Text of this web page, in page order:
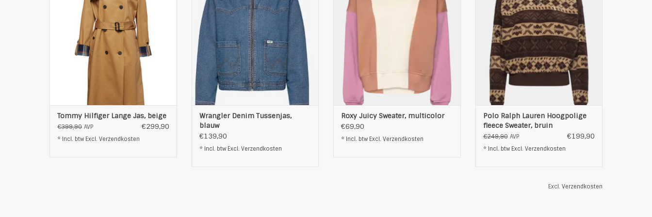
onderaan de mouwen
dubbele knoopsluiting en grote kraag op
flap aan een zijde
afneembare riem op taillehoogte
met zijdelingse i
TOEVOEGEN AAN WINKELWAGEN
Tommy Hilfiger Lange Jas, beige
€399,90 AVP €299,90
* Incl. btw Excl. Verzendkosten
silhouet en een zachte sherpa kraag voor
extra warmte en stijl. Het is ontworpen
met functionele zakken en een volledige
ritssluiting, waardoor het een veelzijdig
item is om in
TOEVOEGEN AAN WINKELWAGEN
Wrangler Denim Tussenjas,
blauw
€139,90
* Incl. btw Excl. Verzendkosten
Zacht katoensweater
Pasvorm: Loose
Materiaal: 60% katoen 40% polyester
Gebruik geen wasverzachter, zodat het
kledingstuk langer meegaat
Ronde hals
TOEVOEGEN AAN WINKELWAGEN
Roxy Juicy Sweater, multicolor
€69,90
* Incl. btw Excl. Verzendkosten
om te dragen tijdens de koudere
maanden.
brede elastische bandjes aan rechte
heup- en mouwuiteinden
Hoogpolig fleece
Geometris
TOEVOEGEN AAN WINKELWAGEN
Polo Ralph Lauren Hoogpolige
fleece Sweater, bruin
€249,90 AVP €199,90
* Incl. btw Excl. Verzendkosten
Excl. Verzendkosten